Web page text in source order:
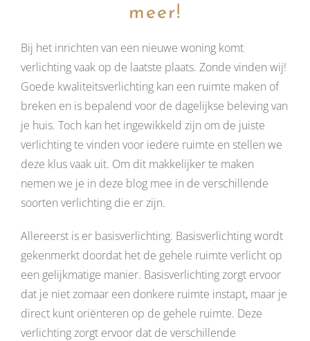
meer!
Bij het inrichten van een nieuwe woning komt
verlichting vaak op de laatste plaats. Zonde vinden wij!
Goede kwaliteitsverlichting kan een ruimte maken of
breken en is bepalend voor de dagelijkse beleving van
je huis. Toch kan het ingewikkeld zijn om de juiste
verlichting te vinden voor iedere ruimte en stellen we
deze klus vaak uit. Om dit makkelijker te maken
nemen we je in deze blog mee in de verschillende
soorten verlichting die er zijn.
Allereerst is er basisverlichting. Basisverlichting wordt
gekenmerkt doordat het de gehele ruimte verlicht op
een gelijkmatige manier. Basisverlichting zorgt ervoor
dat je niet zomaar een donkere ruimte instapt, maar je
direct kunt oriënteren op de gehele ruimte. Deze
verlichting zorgt ervoor dat de verschillende